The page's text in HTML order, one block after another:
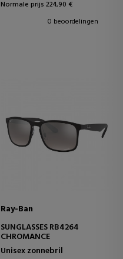
Normale prijs 224,90 €
0 beoordelingen
Ray-Ban
SUNGLASSES RB4264
CHROMANCE
Unisex zonnebril